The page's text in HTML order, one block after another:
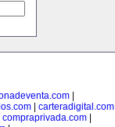
| carteradigital.com|
compraprivada.com|